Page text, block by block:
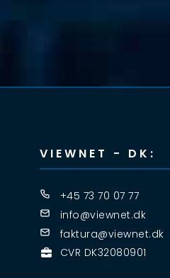
VIEWNET - DK:
+45 73 70 07 77
info@viewnet.dk
faktura@viewnet.dk
CVR DK32080901